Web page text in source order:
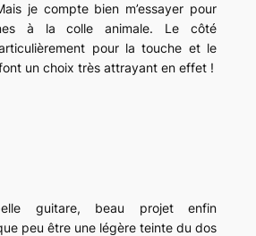
je compte bien m’essayer pour
à la colle animale. Le côté
pour la touche et le
un choix très attrayant en effet !
guitare, beau projet enfin
peu être une légère teinte du dos